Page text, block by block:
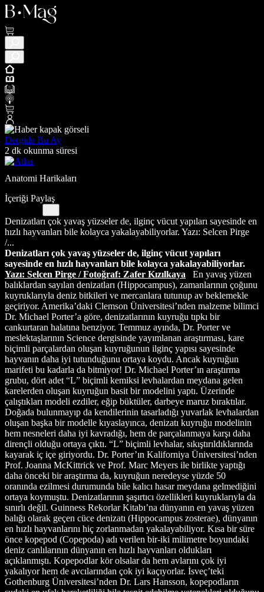
Dergide Bu Ay
2 dk okunma süresi
Anatomi Harikaları
İçeriği Paylaş
Denizatları çok yavaş yüzseler de, ilginç vücut yapıları sayesinde en
hızlı hayvanları bile kolayca yakalayabiliyorlar. Yazı: Selcen Pirge
/...
Denizatları çok yavaş yüzseler de, ilginç vücut yapıları
sayesinde en hızlı hayvanları bile kolayca yakalayabiliyorlar.
Yazı: Selcen Pirge / Fotoğraf: Zafer Kızılkaya En yavaş yüzen
balıklardan sayılan denizatları (Hippocampus), zamanlarının çoğunu
kuyruklarıyla deniz bitkileri ve mercanlara tutunup av beklemekle
geçiriyor. Amerika’daki Clemson Üniversitesi’nden malzeme bilimci
Dr. Michael Porter’a göre, denizatlarının kuyruğu tıpkı bir
cankurtaran halatına benziyor. Temmuz ayında, Dr. Porter ve
meslektaşlarının Science dergisinde yayımlanan araştırması, kare
biçimli parçalardan oluşan kuyruğunun ilginç yapısı sayesinde
hayvanın daha iyi tutunduğunu ortaya koydu. Ancak kuyruğun
marifeti bu kadarla da bitmiyor! Dr. Michael Porter’ın araştırma
grubu, dört adet “L” biçimli kemiksi levhalardan meydana gelen
karelerden oluşan kuyruğun basit bir modelini yaptı. Üzerinde
çalıştıkları modeli ezdiler, eğip büktüler, darbeye maruz bıraktılar.
Doğada bulunmayıp da kendilerinin tasarladığı yuvarlak levhalardan
oluşan başka bir modelle kıyaslayınca, denizatı kuyruğu modelinin
hem nesneleri daha iyi kavradığı, hem de parçalanmaya karşı daha
dirençli olduğu ortaya çıktı. “L” biçimli levhalar, sıkıştırıldıklarında
kayarak iç içe giriyordu. Dr. Porter’ın Kaliforniya Üniversitesi’nden
Prof. Joanna McKittrick ve Prof. Marc Meyers ile birlikte yaptığı
daha önceki bir araştırma da, kuyruğun neredeyse yüzde 50
oranında ezilmesi durumunda bile kalıcı hasar meydana gelmediğini
ortaya koymuştu. Denizatlarının şaşırtıcı özellikleri kuyruklarıyla da
sınırlı değil. Guinness Rekorlar Kitabı’na dünyanın en yavaş yüzen
balığı olarak geçen cüce denizatı (Hippocampus zosterae), dünyanın
en hızlı hayvanlarını hiç zorlanmadan yakalayabiliyor. Kısa bir süre
önce kopepod (Copepoda) adı verilen bir-iki milimetre boyundaki
deniz canlılarının dünyanın en hızlı hayvanları oldukları
açıklanmıştı. Kopepodlar kör olsalar da hem avlarını çok iyi
yakalıyor hem de avcılarından çok iyi kaçıyorlar. İsveç’teki
Gothenburg Üniversitesi’nden Dr. Lars Hansson, kopepodların